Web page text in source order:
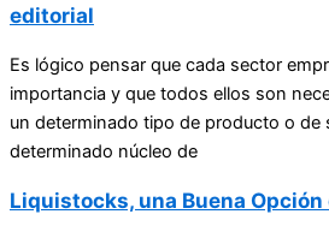
editorial
Es lógico pensar que cada sector
importancia y que todos ellos son
un determinado tipo de producto o de
determinado núcleo de
Liquistocks, una Buena